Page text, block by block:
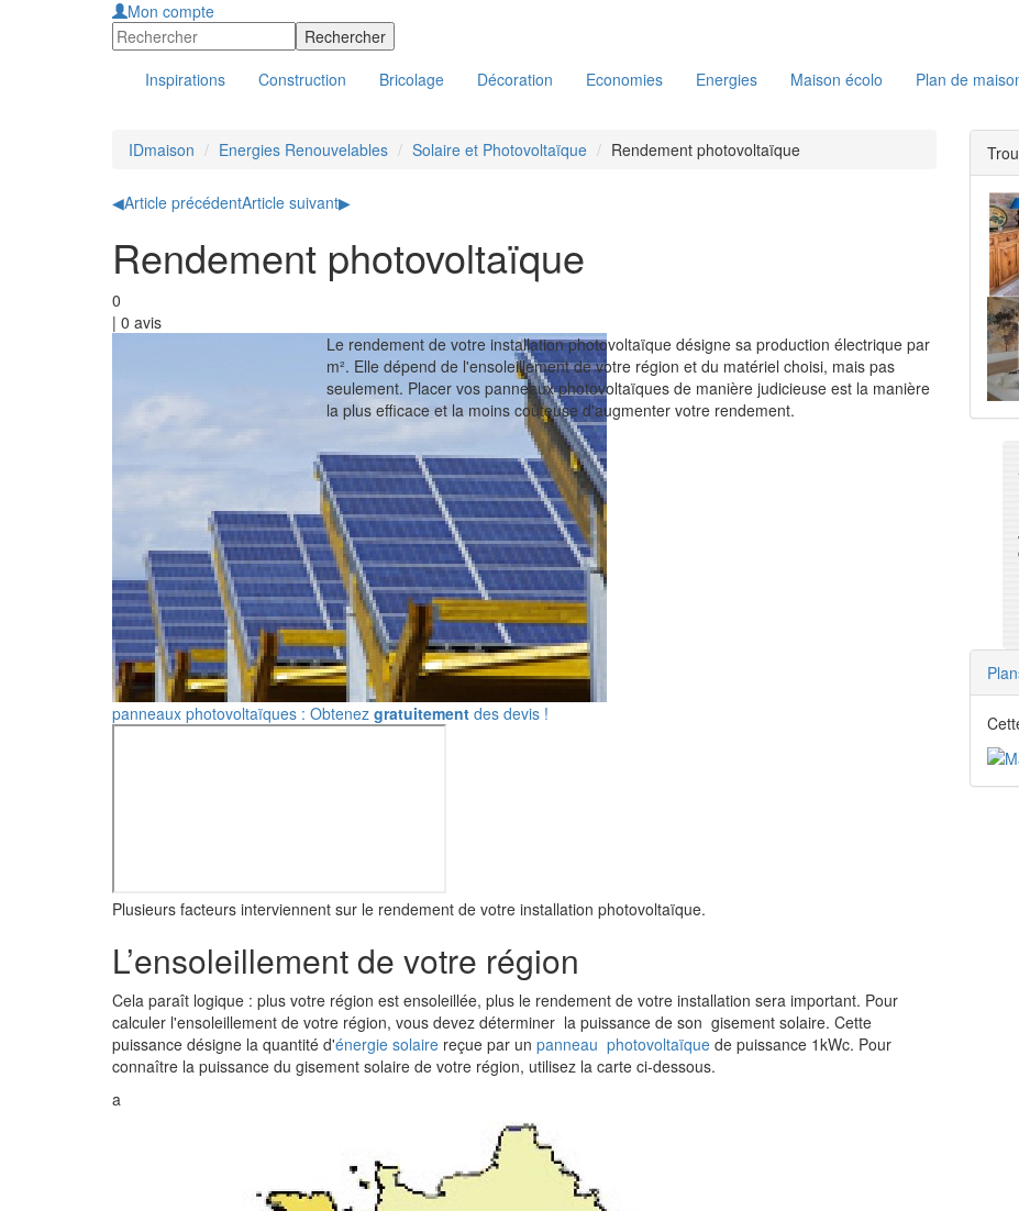
Mon compte
Inspirations Construction Bricolage Décoration Economies Energies Maison écolo Plan de
IDmaison Energies Renouvelables Solaire et Photovoltaïque Rendement photovoltaïque
◀Article précédentArticle suivant▶
Rendement photovoltaïque
0
| 0 avis
Le rendement de votre installation photovoltaïque désigne sa production électrique par
m². Elle dépend de l'ensoleillement de votre région et du matériel choisi, mais pas
seulement. Placer vos panneaux photovoltaïques de manière judicieuse est la manière
la plus efficace et la moins coûteuse d'augmenter votre rendement.
panneaux photovoltaïques : Obtenez gratuitement des devis !
Plusieurs facteurs interviennent sur le rendement de votre installation photovoltaïque.
L’ensoleillement de votre région
Cela paraît logique : plus votre région est ensoleillée, plus le rendement de votre installation sera important. Pour
calculer l'ensoleillement de votre région, vous devez déterminer la puissance de son gisement solaire. Cette
puissance désigne la quantité d'énergie solaire reçue par un panneau photovoltaïque de puissance 1kWc. Pour
connaître la puissance du gisement solaire de votre région, utilisez la carte ci-dessous.
a